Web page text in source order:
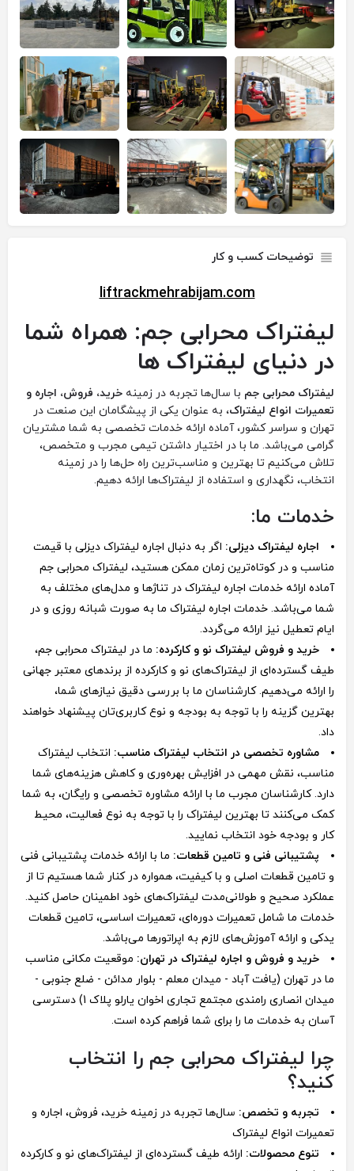
توضیحات کسب و کار
liftrackmehrabijam.com
لیفتراک محرابی جم: همراه شما
در دنیای لیفتراک ها
لیفتراک محرابی جم با سال‌ها تجربه در زمینه خرید، فروش، اجاره و
تعمیرات انواع لیفتراک، به عنوان یکی از پیشگامان این صنعت در
تهران و سراسر کشور، آماده ارائه خدمات تخصصی به شما مشتریان
گرامی می‌باشد. ما با در اختیار داشتن تیمی مجرب و متخصص،
تلاش می‌کنیم تا بهترین و مناسب‌ترین راه حل‌ها را در زمینه
انتخاب، نگهداری و استفاده از لیفتراک‌ها ارائه دهیم.
خدمات ما:
اجاره لیفتراک دیزلی: اگر به دنبال اجاره لیفتراک دیزلی با قیمت
مناسب و در کوتاه‌ترین زمان ممکن هستید، لیفتراک محرابی جم
آماده ارائه خدمات اجاره لیفتراک در تناژها و مدل‌های مختلف به
شما می‌باشد. خدمات اجاره لیفتراک ما به صورت شبانه روزی و در
ایام تعطیل نیز ارائه می‌گردد.
خرید و فروش لیفتراک نو و کارکرده: ما در لیفتراک محرابی جم،
طیف گسترده‌ای از لیفتراک‌های نو و کارکرده از برندهای معتبر جهانی
را ارائه می‌دهیم. کارشناسان ما با بررسی دقیق نیازهای شما،
بهترین گزینه را با توجه به بودجه و نوع کاربری‌تان پیشنهاد خواهند
داد.
مشاوره تخصصی در انتخاب لیفتراک مناسب: انتخاب لیفتراک
مناسب، نقش مهمی در افزایش بهره‌وری و کاهش هزینه‌های شما
دارد. کارشناسان مجرب ما با ارائه مشاوره تخصصی و رایگان، به شما
کمک می‌کنند تا بهترین لیفتراک را با توجه به نوع فعالیت، محیط
کار و بودجه خود انتخاب نمایید.
پشتیبانی فنی و تامین قطعات: ما با ارائه خدمات پشتیبانی فنی
و تامین قطعات اصلی و با کیفیت، همواره در کنار شما هستیم تا از
عملکرد صحیح و طولانی‌مدت لیفتراک‌های خود اطمینان حاصل کنید.
خدمات ما شامل تعمیرات دوره‌ای، تعمیرات اساسی، تامین قطعات
یدکی و ارائه آموزش‌های لازم به اپراتورها می‌باشد.
خرید و فروش و اجاره لیفتراک در تهران: موقعیت مکانی مناسب
ما در تهران (یافت آباد - میدان معلم - بلوار مدائن - ضلع جنوبی -
میدان انصاری رامندی مجتمع تجاری اخوان یارلو پلاک 1) دسترسی
آسان به خدمات ما را برای شما فراهم کرده است.
چرا لیفتراک محرابی جم را انتخاب
کنید؟
تجربه و تخصص: سال‌ها تجربه در زمینه خرید، فروش، اجاره و
تعمیرات انواع لیفتراک
تنوع محصولات: ارائه طیف گسترده‌ای از لیفتراک‌های نو و کارکرده